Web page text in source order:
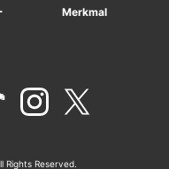
Merkmal
Reserved.